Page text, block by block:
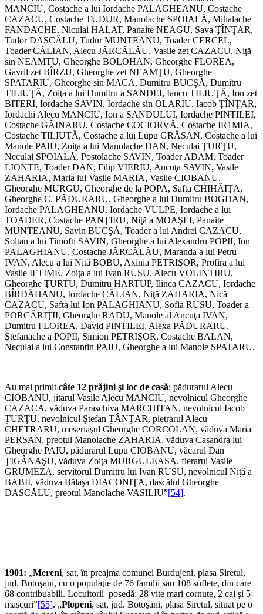
MANCIU, Costache a lui Iordache PALAGHEANU, Costache
CAZACU, Costache TUDUR, Manolache SPOIALĂ, Mihalache
FANDACHE, Niculai HALAT, Panaite NEAGU, Sava ŢÎNŢAR,
Tudor DASCĂLU, Tudur MUNTEANU, Toader CERCEL,
Toader CĂLIAN, Alecu JĂRCĂLĂU, Vasile zet CAZACU, Niţă
sin NEAMŢU, Gheorghe BOLOHAN, Gheorghe FLOREA,
Gavril zet BÎRZU, Gheorghe zet NEAMŢU, Gheorghe
SPATARIU, Gheorghe sin MACA, Dumitru BUCŞĂ, Dumitru
TILIUŢĂ, Zoiţa a lui Dumitru a SANDEI, Iancu TILIUŢĂ, Ion zet
BITERI, Iordache SAVIN, Iordache sin OLARIU, Iacob ŢÎNŢAR,
Iordachi Alecu MANCIU, Ion a SANDULUI, Iordache PINTILEI,
Costache GĂINARU, Costache COCIORVĂ, Costache IR1MIA,
Costache TILIUŢĂ, Costache a lui Lupu GRĂSAN, Costache a lui
Manole PAIU, Zoiţa a lui Manolache DAN, Neculai ŢURŢU,
Neculai SPOIALĂ, Postolache SAVIN, Toader ADAM, Toader
LIONTE, Toader DAN, Filip VIERIU, Ancuţa SAVIN, Vasile
ZAHARIA, Maria lui Vasile MARIA, Vasile CIOBANU,
Gheorghe MURGU, Gheorghe de la POPA, Safta CHIHĂIŢA,
Gheorghe C. PĂDURARU, Gheorghe a lui Dumitru BOGDAN,
Iordache PALAGHEANU, Iordache VULPE, Iordache a lui
TOADER, Costache PANŢIRU, Niţă a MOAŞEI, Panaite
MUNTEANU, Savin BUCŞĂ, Toader a lui Andrei CAZACU,
Soltan a lui Timofti SAVIN, Gheorghe a lui Alexandru POPII, Ion
PALAGHIANU, Costache JĂRCĂLĂU, Maranda a lui Petru
IVAN, Alecu a lui Niţă BOBU, Axinia PETRIŞOR, Profira a lui
Vasile IFTIME, Zoiţa a lui Ivan RUSU, Alecu VOLINTIRU,
Gheorghe ŢURTU, Dumitru HARTUP, Ilinca CAZACU, Iordache
BÎRDĂHANU, Iordache CĂLIAN, Niţă ZAHARIA, Nică
CAZACU, Safta lui Ion PALAGHIANU, Sofia RUSU, Toader a
PORCĂRIŢII, Gheorghe RADU, Manole al Ancuţa IVAN,
Dumitru FLOREA, David PINTILEI, Alexa PĂDURARU,
Ştefanache a POPII, Simion PETRIŞOR, Costache BALAN,
Neculai a lui Constantin PAIU, Gheorghe a lui Manole SPATARU.
Au mai primit câte 12 prăjini şi loc de casă: pădurarul Alecu
CIOBANU, jitarul Vasile Alecu MANCIU, nevolnicul Gheorghe
CAZACA, văduva Paraschiva MARCHITAN, nevolnicul Iacob
ŢURŢU, nevolnicul Ştefan ŢÂNŢAR, pietrarul Alecu
CHETRARU, meseriaşul Gheorghe CORCOLAN, văduva Maria
PERSAN, preotul Manolache ZAHARIA, văduva Casandra lui
Gheorghe PAIU, pădurarul Lupu CIOBANU, văcarul Dan
ŢIGÂNAŞU, văduva Zoiţa MURGULEASA, fierarul Vasile
GRUMEZA, servitorul Dumitru lui Ivan RUSU, nevolnicul Niţă a
BABII, văduva Bălaşa DIACONIŢA, dascălul Gheorghe
DASCĂLU, preotul Manolache VASILIU”[54].
1901: „Mereni, sat, în preajma comunei Burdujeni, plasa Siretul,
jud. Bo­toşani, cu o populaţie de 76 familii sau 108 suflete, din care
68 contribuabili. Locuitorii posedă: 28 vite mari cornute, 2 cai şi 5
mascuri”[55]. „Plopeni, sat, jud. Botoşani, plasa Siretul, situat pe o